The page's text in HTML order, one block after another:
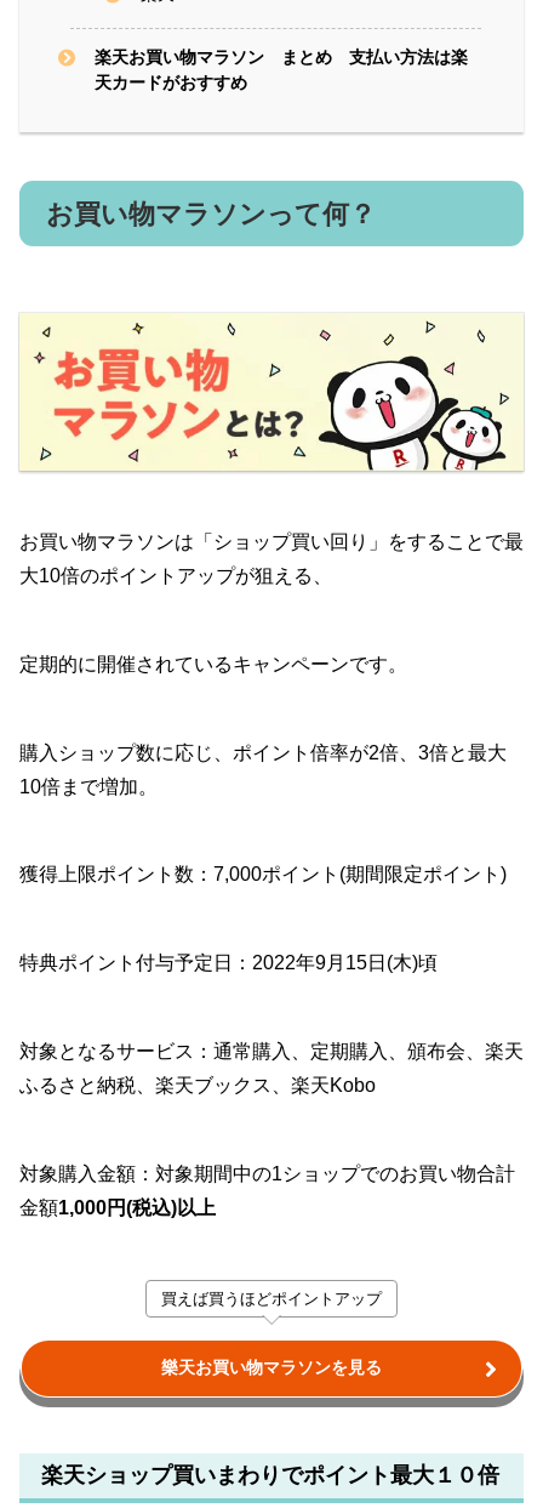
楽天お買い物マラソン まとめ 支払い方法は楽
天カードがおすすめ
お買い物マラソンって何？
お買い物マラソンは「ショップ買い回り」をすることで最
大10倍のポイントアップが狙える、
定期的に開催されているキャンペーンです。
購入ショップ数に応じ、ポイント倍率が2倍、3倍と最大
10倍まで増加。
獲得上限ポイント数：7,000ポイント(期間限定ポイント)
特典ポイント付与予定日：2022年9月15日(木)頃
対象となるサービス：通常購入、定期購入、頒布会、楽天
ふるさと納税、楽天ブックス、楽天Kobo
対象購入金額：対象期間中の1ショップでのお買い物合計
金額1,000円(税込)以上
買えば買うほどポイントアップ
樂天お買い物マラソンを見る
楽天ショップ買いまわりでポイント最大１０倍